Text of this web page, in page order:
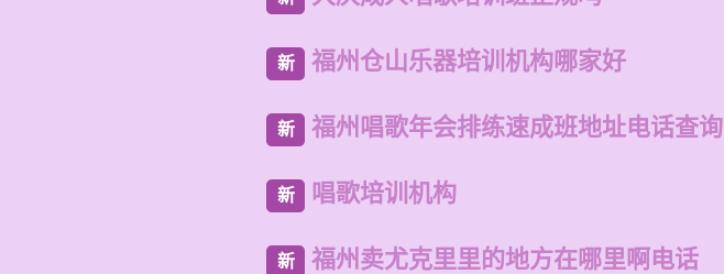
新 福州仓山乐器培训机构哪家好
新 福州唱歌年会排练速成班地址电话查询
新 唱歌培训机构
新 福州卖尤克里里的地方在哪里啊电话